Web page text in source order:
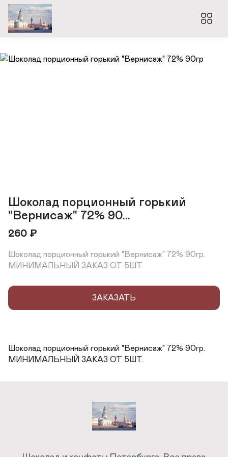
Шоколад порционный горький
"Вернисаж" 72% 90...
260 ₽
Шоколад порционный горький "Вернисаж" 72% 90гр.
МИНИМАЛЬНЫЙ ЗАКАЗ ОТ 5ШТ.
ЗАКАЗАТЬ
Шоколад порционный горький "Вернисаж" 72% 90гр.
МИНИМАЛЬНЫЙ ЗАКАЗ ОТ 5ШТ.